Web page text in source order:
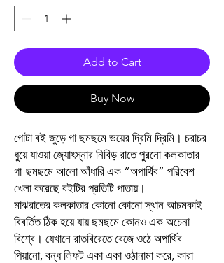
Add to Cart
Buy Now
গোটা বই জুড়ে গা ছমছমে ভয়ের দ্রিমি দ্রিমি। চরাচর
ধুয়ে যাওয়া জ্যোৎস্নার নিবিড় রাতে পুরনো কলকাতার
গা-ছমছমে আলো আঁধারি এক “অপার্থিব” পরিবেশ
খেলা করেছে বইটির প্রতিটি পাতায়।
মাঝরাতের কলকাতার কোনো কোনো স্থান আচমকাই
বিবর্তিত ঠিক হয়ে যায় ছমছমে কোনও এক অচেনা
বিশ্বে। যেখানে রাতবিরেতে বেজে ওঠে অপার্থিব
পিয়ানো, বন্ধ লিফট একা একা ওঠানামা করে, কারা